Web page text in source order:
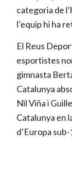
categoria de
l’equip hi ha
El Reus
esportistes
gimnasta
Catalunya
Nil Viña i
Catalunya en
d’Europa